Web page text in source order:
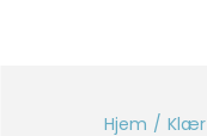
Hjem / Klær